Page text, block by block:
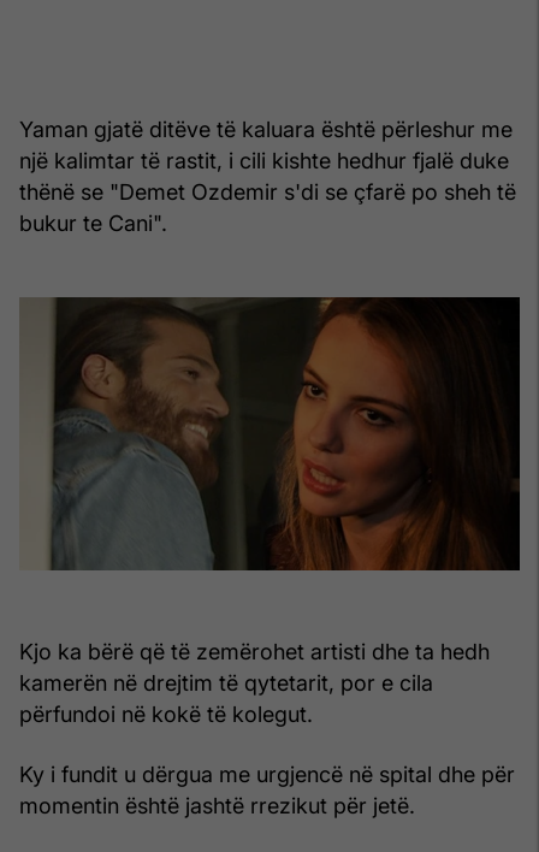
Yaman gjatë ditëve të kaluara është përleshur me
një kalimtar të rastit, i cili kishte hedhur fjalë duke
thënë se "Demet Ozdemir s'di se çfarë po sheh të
bukur te Cani".
Kjo ka bërë që të zemërohet artisti dhe ta hedh
kamerën në drejtim të qytetarit, por e cila
përfundoi në kokë të kolegut.
Ky i fundit u dërgua me urgjencë në spital dhe për
momentin është jashtë rrezikut për jetë.